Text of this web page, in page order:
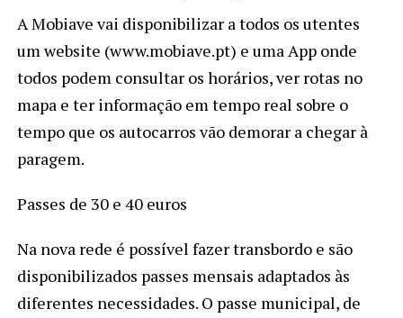
A Mobiave vai disponibilizar a todos os utentes
um website (www.mobiave.pt) e uma App onde
todos podem consultar os horários, ver rotas no
mapa e ter informação em tempo real sobre o
tempo que os autocarros vão demorar a chegar à
paragem.
Passes de 30 e 40 euros
Na nova rede é possível fazer transbordo e são
disponibilizados passes mensais adaptados às
diferentes necessidades. O passe municipal, de